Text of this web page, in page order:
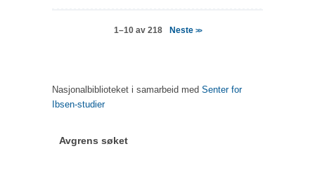
1–10 av 218 Neste >>
Nasjonalbiblioteket i samarbeid med Senter for
Ibsen-studier
Avgrens søket